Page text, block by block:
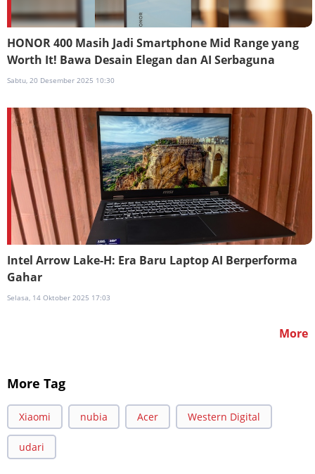
HONOR 400 Masih Jadi Smartphone Mid Range yang
Worth It! Bawa Desain Elegan dan AI Serbaguna
Sabtu, 20 Desember 2025 10:30
Intel Arrow Lake-H: Era Baru Laptop AI Berperforma
Gahar
Selasa, 14 Oktober 2025 17:03
More
More Tag
Xiaomi nubia Acer Western Digital
udari